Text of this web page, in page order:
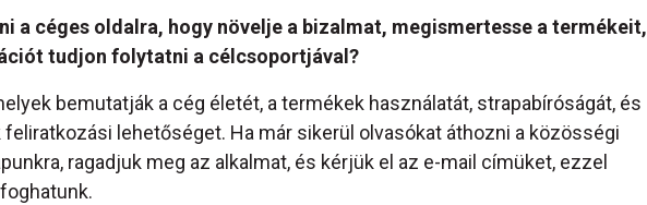
a céges oldalra, hogy növelje a bizalmat, megismertesse a termékeit,
tudjon folytatni a célcsoportjával?
bemutatják a cég életét, a termékek használatát, strapabíróságát, és
lehetőséget. Ha már sikerül olvasókat áthozni a közösségi
ragadjuk meg az alkalmat, és kérjük el az e-mail címüket, ezzel